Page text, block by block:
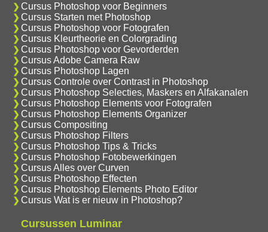
Cursus Photoshop voor Beginners
Cursus Starten met Photoshop
Cursus Photoshop voor Fotografen
Cursus Kleurtheorie en Colorgrading
Cursus Photoshop voor Gevorderden
Cursus Adobe Camera Raw
Cursus Photoshop Lagen
Cursus Controle over Contrast in Photoshop
Cursus Photoshop Selecties, Maskers en Alfakanalen
Cursus Photoshop Elements voor Fotografen
Cursus Photoshop Elements Organizer
Cursus Compositing
Cursus Photoshop Filters
Cursus Photoshop Tips & Tricks
Cursus Photoshop Fotobewerkingen
Cursus Alles over Curven
Cursus Photoshop Effecten
Cursus Photoshop Elements Photo Editor
Cursus Wat is er nieuw in Photoshop?
Cursussen Luminar